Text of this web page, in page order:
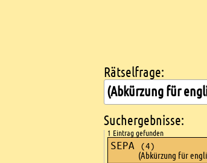
Kreuzworträtsel suchen
Rätselfrage:
Suchergebnisse:
1 Eintrag gefunden
SEPA (4)
(Abkürzung für